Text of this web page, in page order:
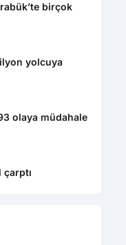
birçok
yolcuya
olaya müdahale